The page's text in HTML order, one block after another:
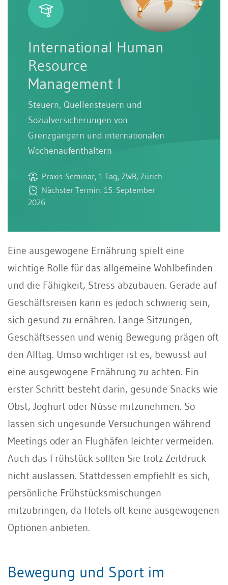
International Human
Resource
Management I
Steuern, Quellensteuern und
Sozialversicherungen von
Grenzgängern und internationalen
Wochenaufenthaltern
Praxis-Seminar, 1 Tag, ZWB, Zürich
Nächster Termin: 15. September
2026
Eine ausgewogene Ernährung spielt eine
wichtige Rolle für das allgemeine Wohlbefinden
und die Fähigkeit, Stress abzubauen. Gerade auf
Geschäftsreisen kann es jedoch schwierig sein,
sich gesund zu ernähren. Lange Sitzungen,
Geschäftsessen und wenig Bewegung prägen oft
den Alltag. Umso wichtiger ist es, bewusst auf
eine ausgewogene Ernährung zu achten. Ein
erster Schritt besteht darin, gesunde Snacks wie
Obst, Joghurt oder Nüsse mitzunehmen. So
lassen sich ungesunde Versuchungen während
Meetings oder an Flughäfen leichter vermeiden.
Auch das Frühstück sollten Sie trotz Zeitdruck
nicht auslassen. Stattdessen empfiehlt es sich,
persönliche Frühstücksmischungen
mitzubringen, da Hotels oft keine ausgewogenen
Optionen anbieten.
Bewegung und Sport im